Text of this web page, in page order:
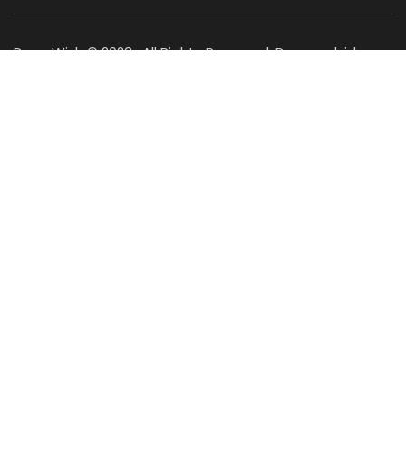
Dogs Wish © 2023 . All Rights Reserved. Desenvolvido por